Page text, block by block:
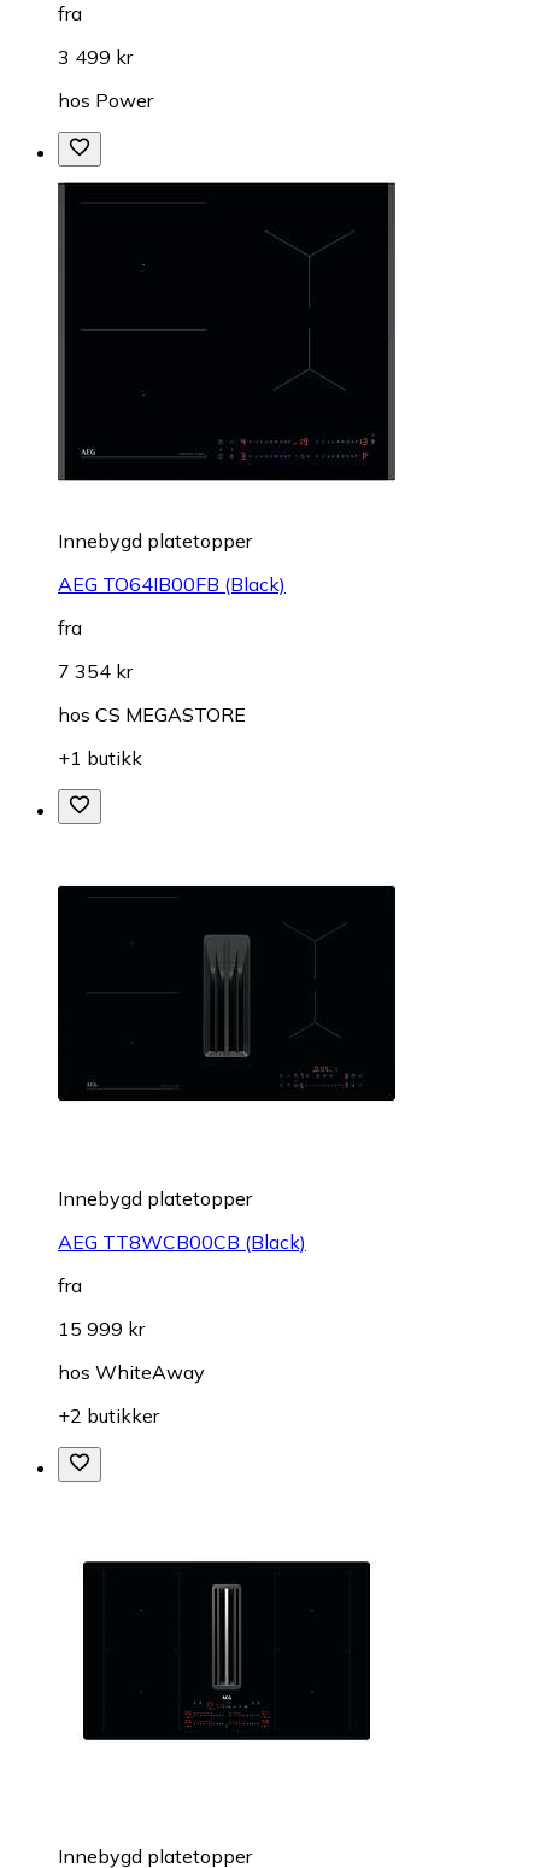
fra
3 499 kr
hos Power
Innebygd platetopper
AEG TO64IB00FB (Black)
fra
7 354 kr
hos CS MEGASTORE
+1 butikk
Innebygd platetopper
AEG TT8WCB00CB (Black)
fra
15 999 kr
hos WhiteAway
+2 butikker
Innebygd platetopper